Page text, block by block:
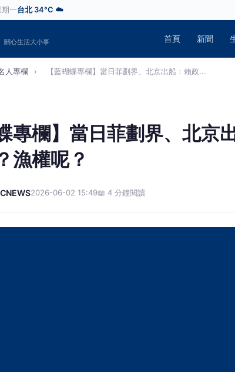
一台北 34°C ☁️
關心生活大小事 首頁 新聞
人專欄 › 【藍蝴蝶專欄】當日菲劃界、北京出船：賴政...
專欄】當日菲劃界、北京
漁權呢？
2026-06-02 15:49📖 4 分鐘閱讀